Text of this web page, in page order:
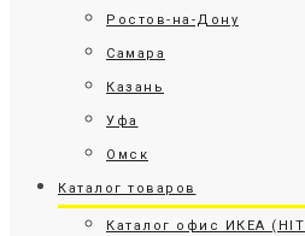
Ростов-на-Дону
Самара
Казань
Уфа
Омск
Каталог товаров
Каталог офис ИКЕА (HIT